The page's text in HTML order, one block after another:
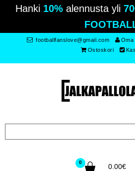
Hanki 10%alennusta yli
footballfanslove@gmail.com Oma
Ostoskori
0
0.00€